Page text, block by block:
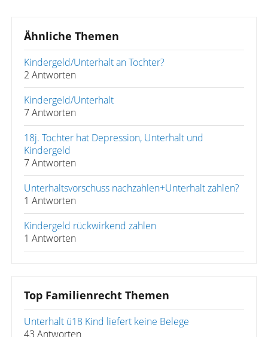
Ähnliche Themen
Kindergeld/Unterhalt an Tochter?
2 Antworten
Kindergeld/Unterhalt
7 Antworten
18j. Tochter hat Depression, Unterhalt und
Kindergeld
7 Antworten
Unterhaltsvorschuss nachzahlen+Unterhalt zahlen?
1 Antworten
Kindergeld rückwirkend zahlen
1 Antworten
Top Familienrecht Themen
Unterhalt ü18 Kind liefert keine Belege
43 Antworten